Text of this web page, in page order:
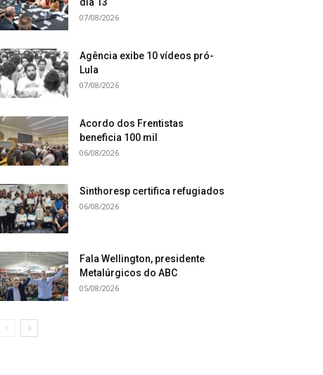
07/08/2026
Agência exibe 10 vídeos pró-
Lula
07/08/2026
Acordo dos Frentistas
beneficia 100 mil
06/08/2026
Sinthoresp certifica refugiados
06/08/2026
Fala Wellington, presidente
Metalúrgicos do ABC
05/08/2026